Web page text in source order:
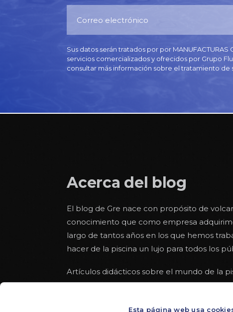
Esta página web usa
Sus datos serán tratados por por
servicios comercializados y ofrecidos por Grupo
consultar más información sobre el tratamiento
Acerca del blog
El blog de Gre nace con propósito de
conocimiento que como empresa
largo de tantos años en los que hemos
hacer de la piscina un lujo para todos los
Artículos didácticos sobre el mundo de la
nos gusta acompañar con otros más